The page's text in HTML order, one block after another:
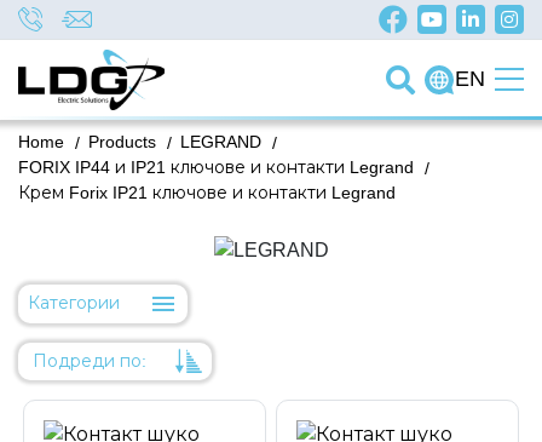
EN
/
Home /
Products /
LEGRAND
/
FORIX IP44 и IP21 ключове и контакти Legrand
Крем Forix IP21 ключове и контакти Legrand
Категории
Подреди по: